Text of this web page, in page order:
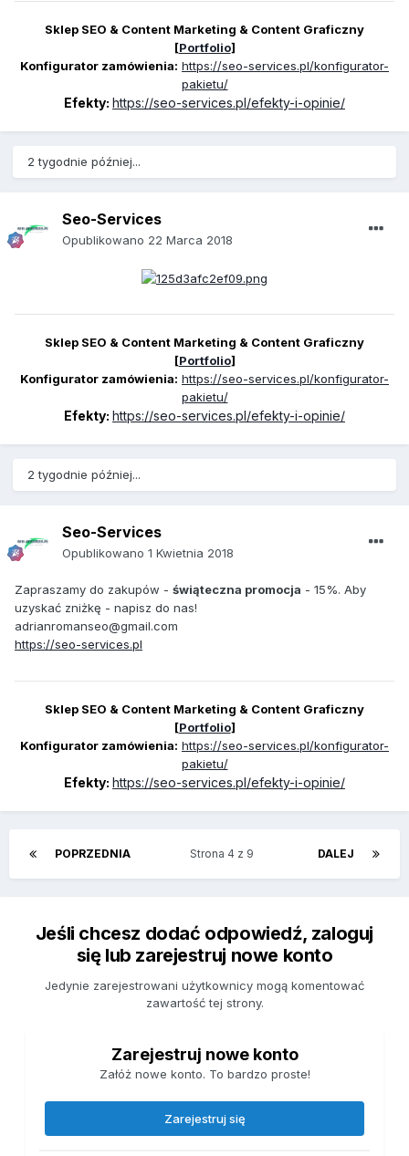
Sklep SEO & Content Marketing & Content Graficzny
[Portfolio]
Konfigurator zamówienia: https://seo-services.pl/konfigurator-
pakietu/
Efekty: https://seo-services.pl/efekty-i-opinie/
2 tygodnie później...
Seo-Services
Opublikowano 22 Marca 2018
Sklep SEO & Content Marketing & Content Graficzny
[Portfolio]
Konfigurator zamówienia: https://seo-services.pl/konfigurator-
pakietu/
Efekty: https://seo-services.pl/efekty-i-opinie/
2 tygodnie później...
Seo-Services
Opublikowano 1 Kwietnia 2018
Zapraszamy do zakupów - świąteczna promocja - 15%. Aby
uzyskać zniżkę - napisz do nas!
adrianromanseo@gmail.com
https://seo-services.pl
Sklep SEO & Content Marketing & Content Graficzny
[Portfolio]
Konfigurator zamówienia: https://seo-services.pl/konfigurator-
pakietu/
Efekty: https://seo-services.pl/efekty-i-opinie/
POPRZEDNIA DALEJ
Strona 4 z 9
Jeśli chcesz dodać odpowiedź, zaloguj
się lub zarejestruj nowe konto
Jedynie zarejestrowani użytkownicy mogą komentować
zawartość tej strony.
Zarejestruj nowe konto
Załóż nowe konto. To bardzo proste!
Zarejestruj się